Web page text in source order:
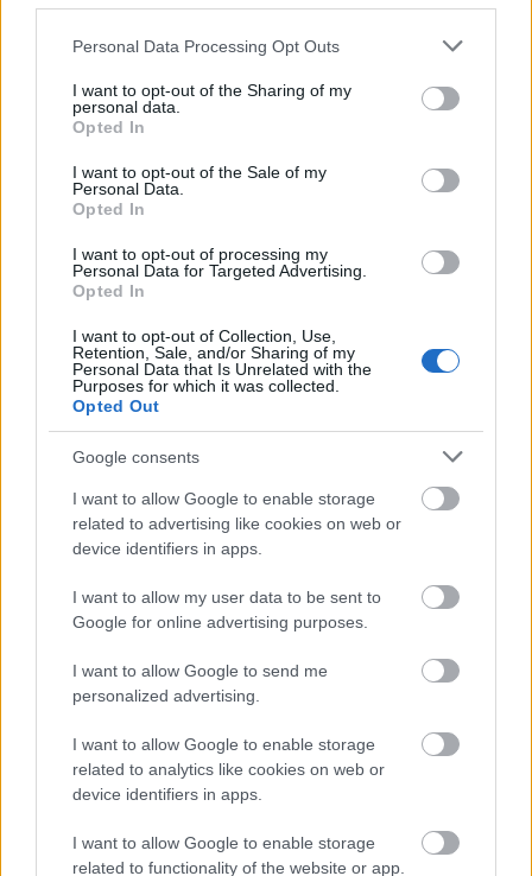
Please note that this website/app uses one or more Google
not limited to your visit or usage behaviour. You may click to
grant or deny consent to Google and its third-party tags to
use your data for below specified purposes in below Google
consent section.
Personal Data Processing Opt Outs
I want to opt-out of the Sharing of my
personal data.
Opted In
I want to opt-out of the Sale of my
Personal Data.
Opted In
I want to opt-out of processing my
Personal Data for Targeted Advertising.
Opted In
I want to opt-out of Collection, Use,
Retention, Sale, and/or Sharing of my
Personal Data that Is Unrelated with the
Purposes for which it was collected.
Opted Out
Google consents
I want to allow Google to enable storage
related to advertising like cookies on web or
device identifiers in apps.
I want to allow my user data to be sent to
Google for online advertising purposes.
I want to allow Google to send me
personalized advertising.
I want to allow Google to enable storage
related to analytics like cookies on web or
device identifiers in apps.
I want to allow Google to enable storage
related to functionality of the website or app.
szettünk férfi volt, a fele nő, ennek megfelelően
voltunk sminkelve, és ketté volt tolva a hajunk. Ennek
például a Zaza (a frontember öccse, a dobos-vokalista
Beck László – a szerk.
esett, mert utána már nem lehetett helyrehozni, így
aztán az övét után kopaszra kellett vágni.
Szentimentáléelső klipje. Eleve már zeneileg is
közhelytömegből, amit ilyenkor evidensen csinálna
az ember: ha csinálsz egy
lemezként, és
ha ekként értelmeződik, akkor az első reakció, hogy
szerzel egy vonósnégyest (már ha a nem tudsz
rögtön szimfonikusokat). Ezzel szemben mi inkább a
rezesek
felé mozdultunk el, hogy a megszólalás
ugyan akusztikus legyen, de az ne jelentsen lassuló